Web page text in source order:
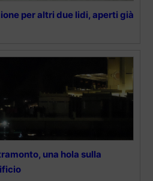
per altri due lidi, aperti già
una hola sulla